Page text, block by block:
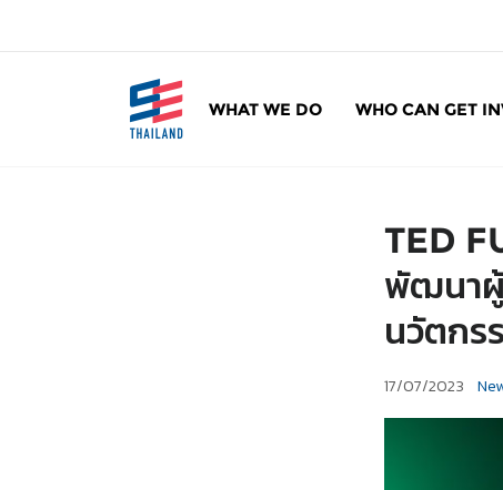
WHAT WE DO WHO CAN GET
TED
พัฒนาผู้
นวัตกร
17/07/2023